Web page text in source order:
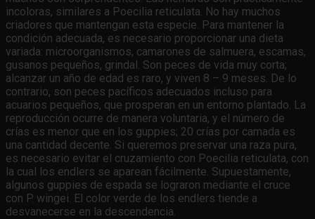
incoloras, similares a Poecilia reticulata. No hay muchos
criadores que mantengan esta especie. Para mantener la
condición adecuada, es necesario proporcionar una dieta
variada: microorganismos, camarones de salmuera, escamas,
gusanos pequeños, grindal. Son peces de vida muy corta;
alcanzar un año de edad es raro, y viven 8 – 9 meses. De lo
contrario, son peces pacíficos adecuados incluso para
acuarios pequeños, que prosperan en un entorno plantado. La
reproducción ocurre de manera voluntaria, y el número de
crías es menor que en los guppies; 20 crías por camada es
una cantidad decente. Si queremos preservar una raza pura,
es necesario evitar el cruzamiento con Poecilia reticulata, con
la cual los endlers se aparean fácilmente. Supuestamente,
algunos guppies de espada se lograron mediante el cruce
con P. wingei. El color verde de los endlers tiende a
desvanecerse en la descendencia.